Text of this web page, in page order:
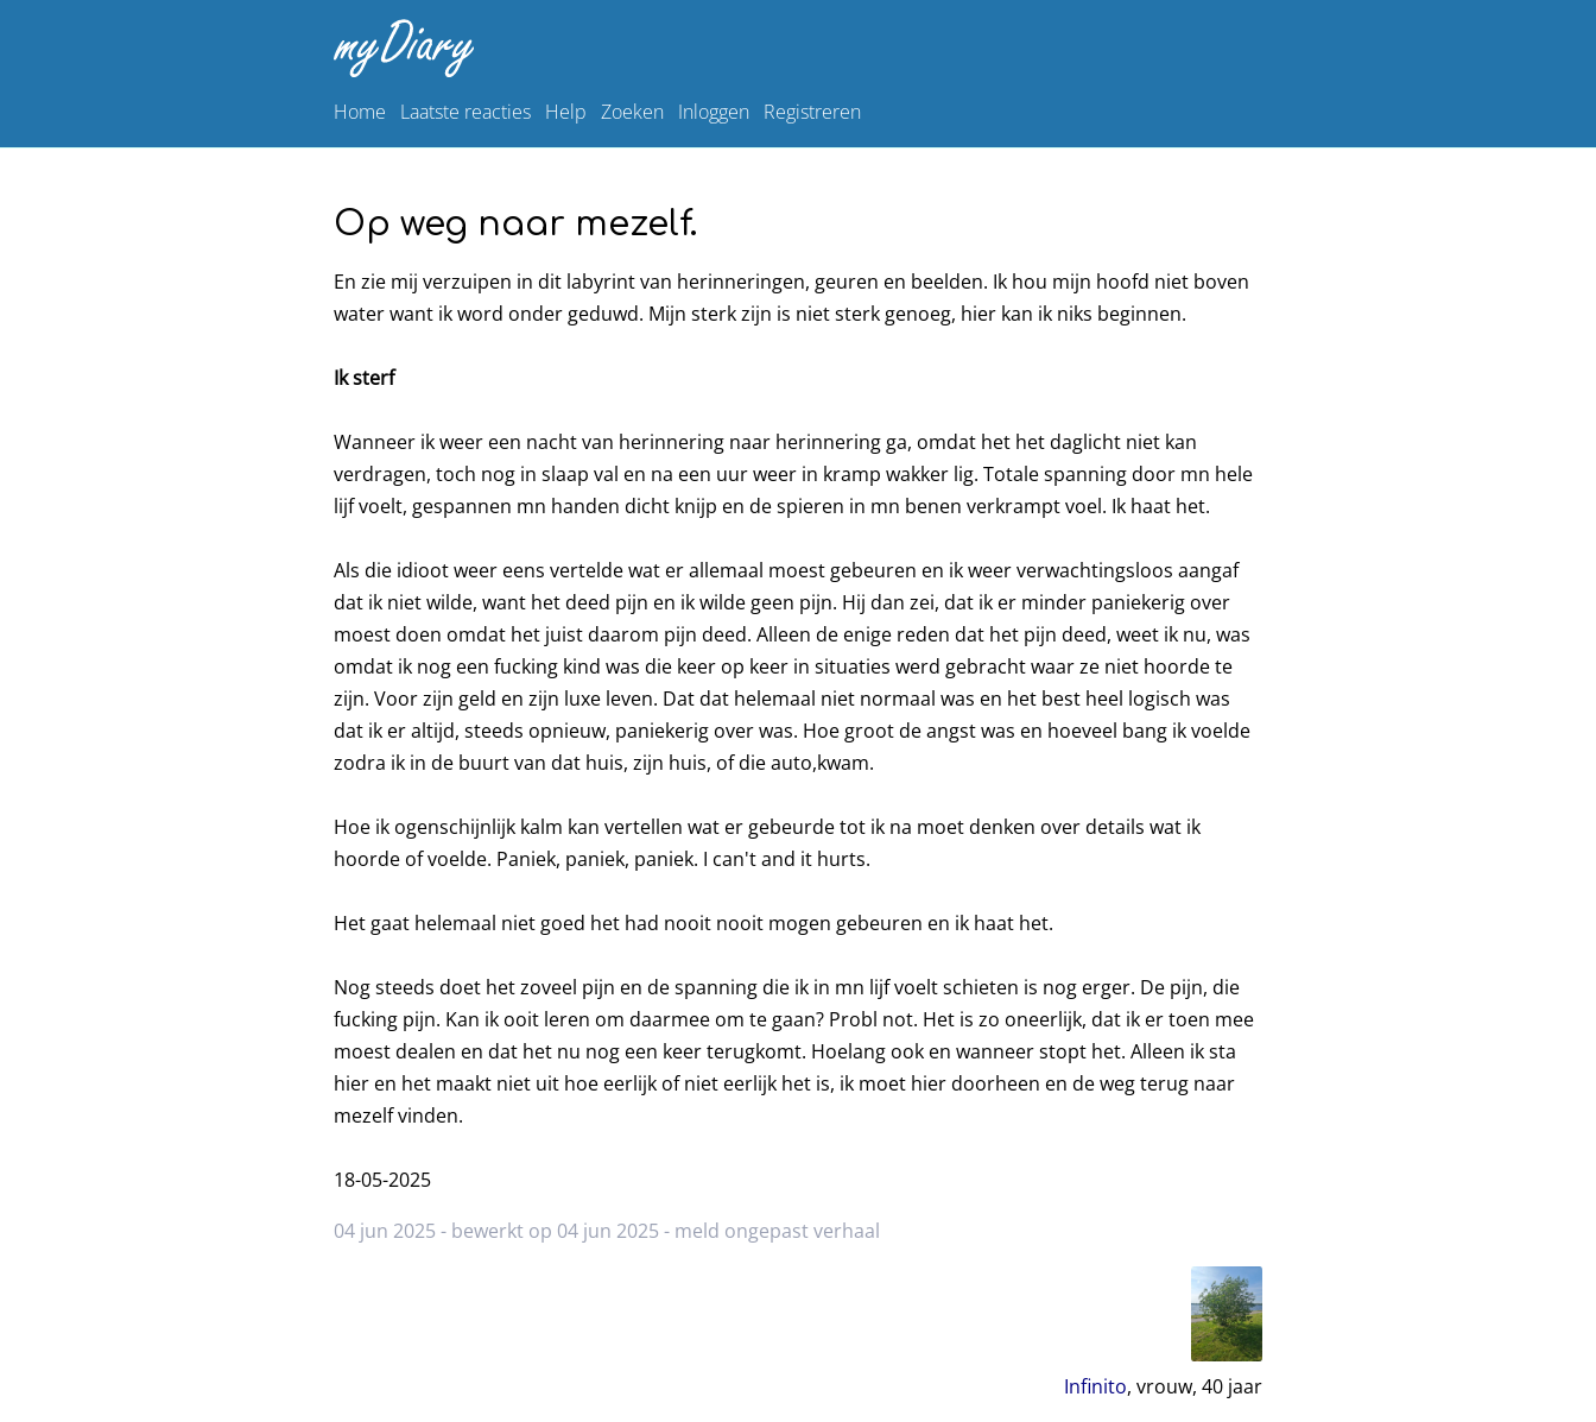
Home Laatste reacties Help Zoeken Inloggen Registreren
Op weg naar mezelf.
En zie mij verzuipen in dit labyrint van herinneringen, geuren en beelden. Ik hou mijn hoofd niet boven
water want ik word onder geduwd. Mijn sterk zijn is niet sterk genoeg, hier kan ik niks beginnen.
Ik sterf
Wanneer ik weer een nacht van herinnering naar herinnering ga, omdat het het daglicht niet kan
verdragen, toch nog in slaap val en na een uur weer in kramp wakker lig. Totale spanning door mn hele
lijf voelt, gespannen mn handen dicht knijp en de spieren in mn benen verkrampt voel. Ik haat het.
Als die idioot weer eens vertelde wat er allemaal moest gebeuren en ik weer verwachtingsloos aangaf
dat ik niet wilde, want het deed pijn en ik wilde geen pijn. Hij dan zei, dat ik er minder paniekerig over
moest doen omdat het juist daarom pijn deed. Alleen de enige reden dat het pijn deed, weet ik nu, was
omdat ik nog een fucking kind was die keer op keer in situaties werd gebracht waar ze niet hoorde te
zijn. Voor zijn geld en zijn luxe leven. Dat dat helemaal niet normaal was en het best heel logisch was
dat ik er altijd, steeds opnieuw, paniekerig over was. Hoe groot de angst was en hoeveel bang ik voelde
zodra ik in de buurt van dat huis, zijn huis, of die auto,kwam.
Hoe ik ogenschijnlijk kalm kan vertellen wat er gebeurde tot ik na moet denken over details wat ik
hoorde of voelde. Paniek, paniek, paniek. I can't and it hurts.
Het gaat helemaal niet goed het had nooit nooit mogen gebeuren en ik haat het.
Nog steeds doet het zoveel pijn en de spanning die ik in mn lijf voelt schieten is nog erger. De pijn, die
fucking pijn. Kan ik ooit leren om daarmee om te gaan? Probl not. Het is zo oneerlijk, dat ik er toen mee
moest dealen en dat het nu nog een keer terugkomt. Hoelang ook en wanneer stopt het. Alleen ik sta
hier en het maakt niet uit hoe eerlijk of niet eerlijk het is, ik moet hier doorheen en de weg terug naar
mezelf vinden.
18-05-2025
04 jun 2025 - bewerkt op 04 jun 2025 - meld ongepast verhaal
Infinito, vrouw, 40 jaar